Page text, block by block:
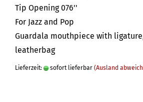
Tip Opening 076''
For Jazz and Pop
Guardala mouthpiece with
leatherbag
Lieferzeit: sofort lieferbar (Ausland